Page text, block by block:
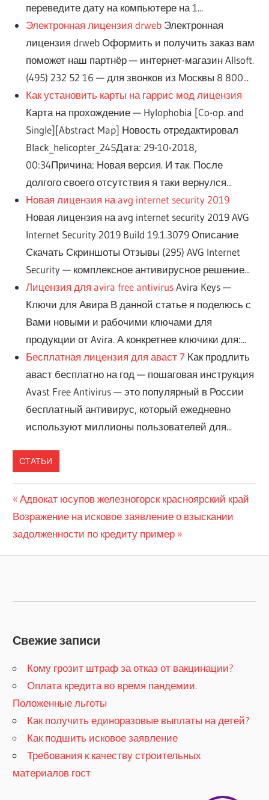
переведите дату на компьютере на 1...
Электронная лицензия drwebЭлектронная
лицензия drweb Оформить и получить заказ вам
поможет наш партнёр — интернет-магазин Allsoft.
(495) 232 52 16 — для звонков из Москвы 8 800...
Как установить карты на гаррис мод лицензия
Карта на прохождение — Hylophobia [Co-op. and
Single][Abstract Map] Новость отредактировал
Black_helicopter_245Дата: 29-10-2018,
00:34Причина: Новая версия. И так. После
долгого своего отсутствия я таки вернулся...
Новая лицензия на avg internet security 2019
Новая лицензия на avg internet security 2019 AVG
Internet Security 2019 Build 19.1.3079 Описание
Скачать Скриншоты Отзывы (295) AVG Internet
Security — комплексное антивирусное решение...
Лицензия для avira free antivirusAvira Keys —
Ключи для Авира В данной статье я поделюсь с
Вами новыми и рабочими ключами для
продукции от Avira. А конкретнее ключики для:...
Бесплатная лицензия для аваст 7 Как продлить
аваст бесплатно на год — пошаговая инструкция
Avast Free Antivirus — это популярный в России
бесплатный антивирус, который ежедневно
используют миллионы пользователей для...
СТАТЬИ
Навигация
по
записям
Previous
Post:
Адвокат юсупов железногорск красноярский край
Next
Post:
Возражение на исковое заявление о взыскании
задолженности по кредиту пример
Свежие записи
Кому грозит штраф за отказ от вакцинации?
​Оплата кредита во время пандемии.
Положенные льготы
​Как получить единоразовые выплаты на детей?
Как подшить исковое заявление
Требования к качеству строительных
материалов гост